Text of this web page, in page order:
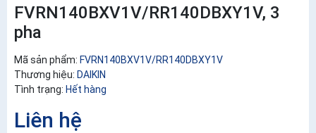
FVRN140BXV1V/RR140DBXY1V, 3
pha
Mã sản phẩm: FVRN140BXV1V/RR140DBXY1V
Thương hiệu: DAIKIN
Tình trạng: Hết hàng
Liên hệ